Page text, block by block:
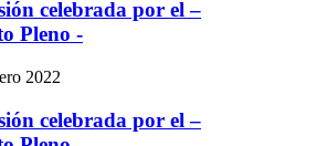
celebrada por el –
Pleno -
2022
celebrada por el –